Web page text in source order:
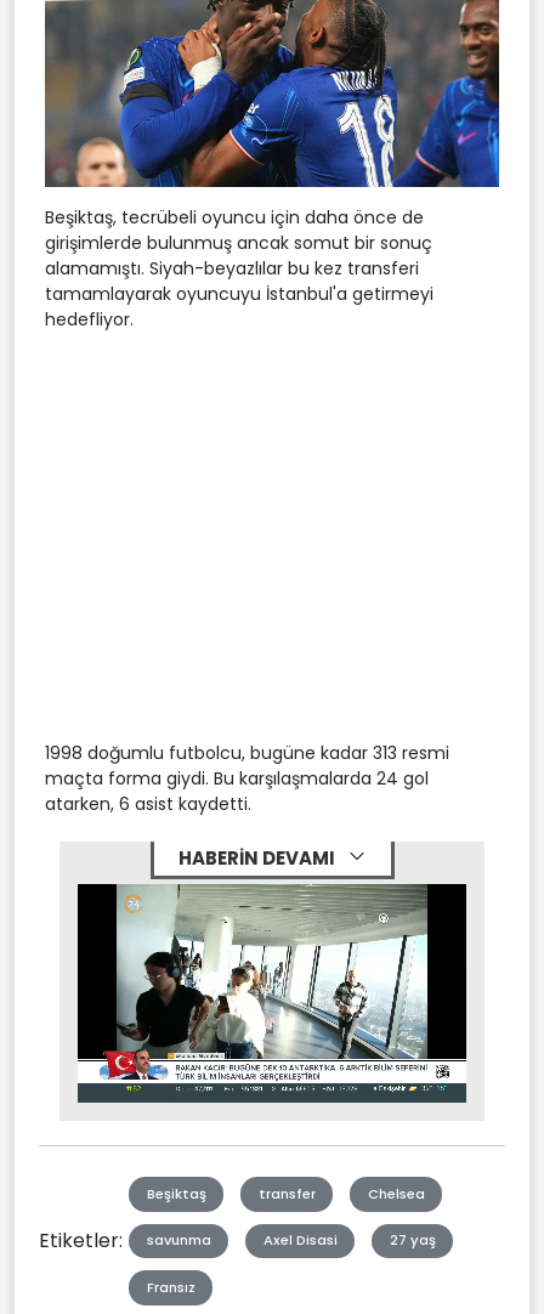
Beşiktaş, tecrübeli oyuncu için daha önce de
girişimlerde bulunmuş ancak somut bir sonuç
alamamıştı. Siyah-beyazlılar bu kez transferi
tamamlayarak oyuncuyu İstanbul'a getirmeyi
hedefliyor.
1998 doğumlu futbolcu, bugüne kadar 313 resmi
maçta forma giydi. Bu karşılaşmalarda 24 gol
atarken, 6 asist kaydetti.
HABERİN DEVAMI
Mute Stream
Etiketler:
Beşiktaş transfer Chelsea
savunma Axel Disasi 27 yaş
Fransız